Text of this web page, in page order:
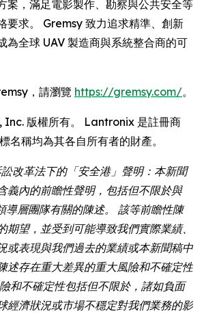
案，滿足電影製作、勘察與公共安全等
要求。 Gremsy 致力追求精準、創新
為全球 UAV 製造商與系統整合商的可
，請瀏覽 https://gremsy.com/。
版權所有。 Lantronix 是註冊商
名稱均為其各自所有者的財產。
改革法下的「安全港」聲明：本新聞
義內的前瞻性聲明，包括但不限於與
層團隊有關的陳述。 該等前瞻性陳
期望，並受到可能導致我們實際業績、
或表現與我們過去的業績或本新聞稿中
述存在重大差異的重大風險和不確定性
和不確定性包括但不限於，諸如負面
經濟狀況或市場不穩定對我們業務的影